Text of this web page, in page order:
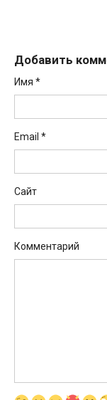
Добавить
Имя *
Email *
Сайт
Комментарий